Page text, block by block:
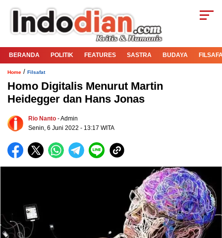
BERANDA POLITIK FEATURES SASTRA BUDAYA
Home / Filsafat
Homo Digitalis Menurut Martin
Heidegger dan Hans Jonas
Rio Nanto - Admin
Senin, 6 Juni 2022 - 13:17 WITA